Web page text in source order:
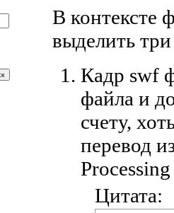
В контексте
выделить
Кадр swf
файла и
счету,
перевод
Цитата: